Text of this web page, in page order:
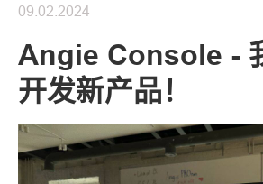
Angie Console -
开发新产品！
09.02.2024